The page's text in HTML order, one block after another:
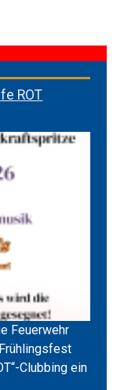
ROT
Feuerwehr
Clubbing ein